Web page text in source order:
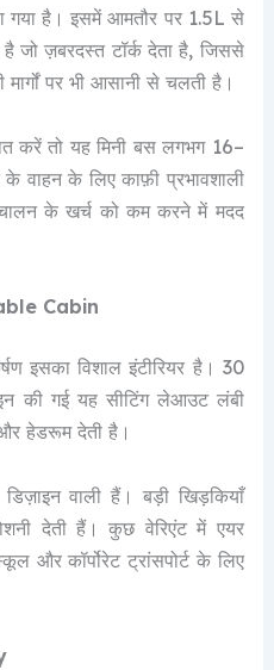
गया है। इसमें आमतौर पर 1.5L से
जो ज़बरदस्त टॉर्क देता है, जिससे
पर भी आसानी से चलती है।
करें तो यह मिनी बस लगभग 16–
के लिए काफ़ी प्रभावशाली
के खर्च को कम करने में मदद
Cabin
इसका विशाल इंटीरियर है। 30
की गई यह सीटिंग लेआउट लंबी
हेडरूम देती है।
वाली हैं। बड़ी खिड़कियाँ
देती हैं। कुछ वेरिएंट में एयर
और कॉर्पोरेट ट्रांसपोर्ट के लिए